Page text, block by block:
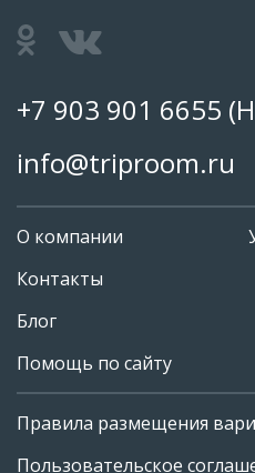
+7 903 901 6655
+7 903 901 6655
info@triproom.ru
О компании
Контакты
Блог
Помощь по сайту
Правила размещения
Пользовательское